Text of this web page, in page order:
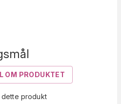
OM PRODUKTET
dette produkt